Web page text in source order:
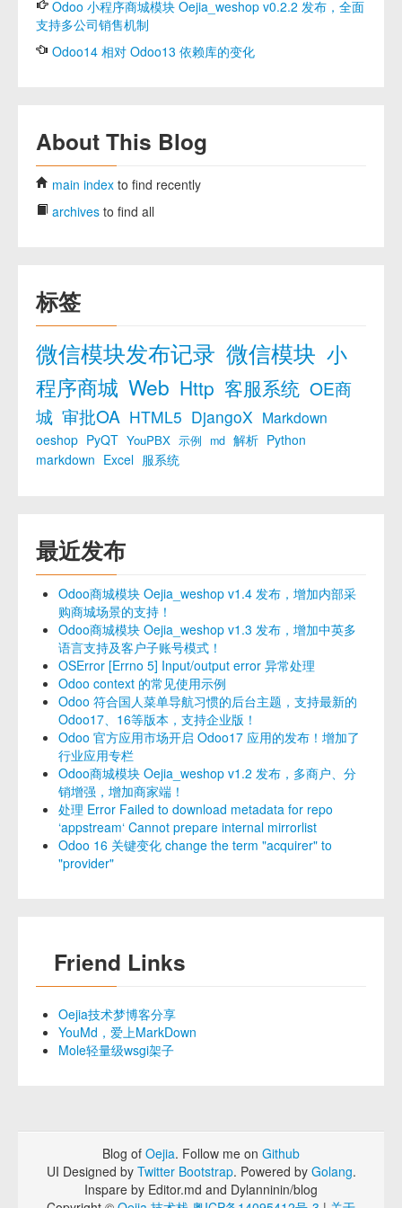
Odoo 小程序商城模块 Oejia_weshop v0.2.2 发布，全面
支持多公司销售机制
Odoo14 相对 Odoo13 依赖库的变化
About This Blog
main index to find recently
archives to find all
标签
微信模块发布记录 微信模块 小
程序商城 Web Http 客服系统 OE商
城 审批OA HTML5 DjangoX Markdown
oeshop PyQT YouPBX 示例 md 解析 Python
markdown Excel 服系统
最近发布
Odoo商城模块 Oejia_weshop v1.4 发布，增加内部采
购商城场景的支持！
Odoo商城模块 Oejia_weshop v1.3 发布，增加中英多
语言支持及客户子账号模式！
OSError [Errno 5] Input/output error 异常处理
Odoo context 的常见使用示例
Odoo 符合国人菜单导航习惯的后台主题，支持最新的
Odoo17、16等版本，支持企业版！
Odoo 官方应用市场开启 Odoo17 应用的发布！增加了
行业应用专栏
Odoo商城模块 Oejia_weshop v1.2 发布，多商户、分
销增强，增加商家端！
处理 Error Failed to download metadata for repo
‘appstream‘ Cannot prepare internal mirrorlist
Odoo 16 关键变化 change the term "acquirer" to
"provider"
Friend Links
Oejia技术梦博客分享
YouMd，爱上MarkDown
Mole轻量级wsgi架子
Blog of Oejia. Follow me on Github
UI Designed by Twitter Bootstrap. Powered by Golang.
Inspare by Editor.md and Dylanninin/blog